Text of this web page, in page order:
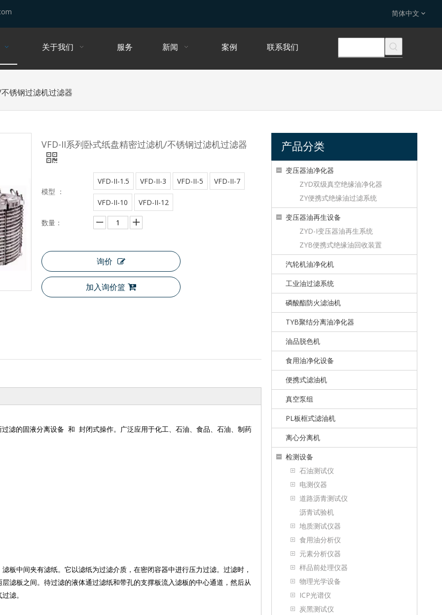
简体中文
关于我们 服务 新闻 案例 联系我们
锈钢过滤机过滤器
VFD-II系列卧式纸盘精密过滤机/不锈钢过滤机过滤器
模型 ：
VFD-II-1.5 VFD-II-3 VFD-II-5 VFD-II-7
VFD-II-10 VFD-II-12
数量：
询价
加入询价篮
滤的固液分离设备 和 封闭式操作。广泛应用于化工、石油、食品、石油、制药
板中间夹有滤纸。它以滤纸为过滤介质，在密闭容器中进行压力过滤。过滤时，
滤板之间。待过滤的液体通过滤纸和带孔的支撑板流入滤板的中心通道，然后从
滤。
产品分类
变压器油净化器
ZYD双级真空绝缘油净化器
ZY便携式绝缘油过滤系统
变压器油再生设备
ZYD-I变压器油再生系统
ZYB便携式绝缘油回收装置
汽轮机油净化机
工业油过滤系统
磷酸酯防火滤油机
TYB聚结分离油净化器
油品脱色机
食用油净化设备
便携式滤油机
真空泵组
PL板框式滤油机
离心分离机
检测设备
石油测试仪
电测仪器
道路沥青测试仪
沥青试验机
地质测试仪器
食用油分析仪
元素分析仪器
样品前处理仪器
物理光学设备
ICP光谱仪
炭黑测试仪